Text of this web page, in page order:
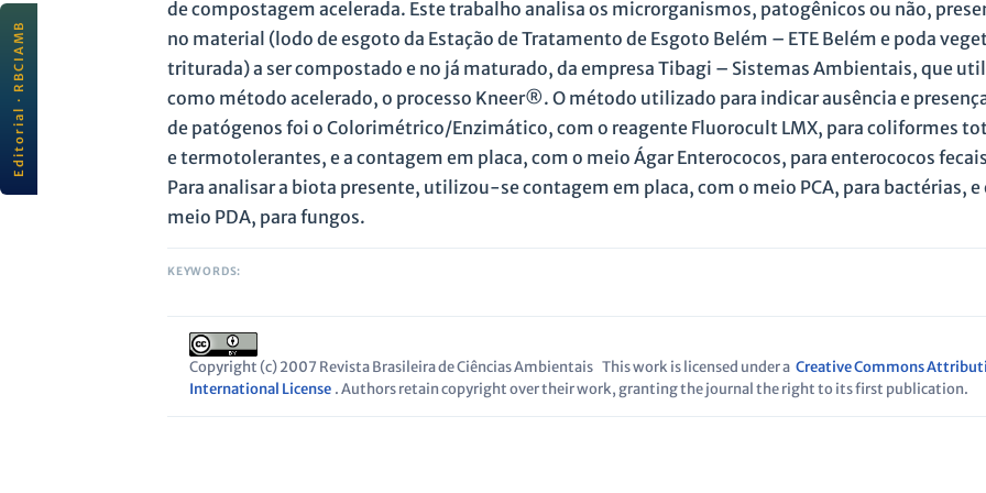
Editorial · RBCIAMBJULY 2026
Scientific quality and
connectivity for sustainability
rbc
All editorials
de compostagem acelerada. Este trabalho analisa os microrganismos, patogênicos ou não,
no material (lodo de esgoto da Estação de Tratamento de Esgoto Belém – ETE Belém e poda
triturada) a ser compostado e no já maturado, da empresa Tibagi – Sistemas Ambientais, que
como método acelerado, o processo Kneer®. O método utilizado para indicar ausência e
de patógenos foi o Colorimétrico/Enzimático, com o reagente Fluorocult LMX, para coliformes
e termotolerantes, e a contagem em placa, com o meio Ágar Enterococos, para enterococos
Para analisar a biota presente, utilizou-se contagem em placa, com o meio PCA, para bactérias, e
meio PDA, para fungos.
KEYWORDS:
Copyright (c) 2007 Revista Brasileira de Ciências Ambientais This work is licensed under a Creative Commons
International License . Authors retain copyright over their work, granting the journal the right to its first publication.